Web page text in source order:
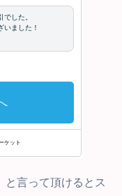
と言って頂けるとス